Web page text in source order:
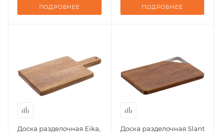
ПОДРОБНЕЕ ПОДРОБНЕЕ
Доска разделочная Eika,
Доска разделочная Slant